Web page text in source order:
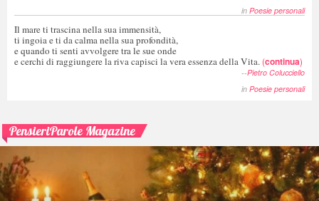
in Poesie personali
Il mare ti trascina nella sua immensità,
ti ingoia e ti da calma nella sua profondità,
e quando ti senti avvolgere tra le sue onde
e cerchi di raggiungere la riva capisci la vera essenza della Vita. (continua)
--Pietro Colucciello
in Poesie personali
PensieriParole Magazine